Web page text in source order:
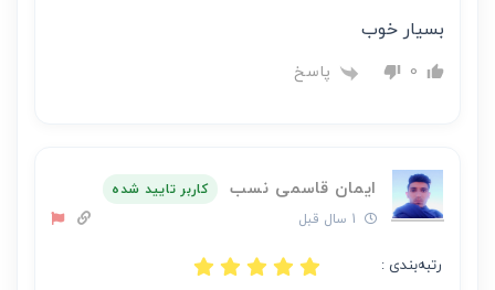
بسیار خوب
0 پاسخ
ایمان قاسمی نسب
کاربر تایید شده
رتبه‌بندی :